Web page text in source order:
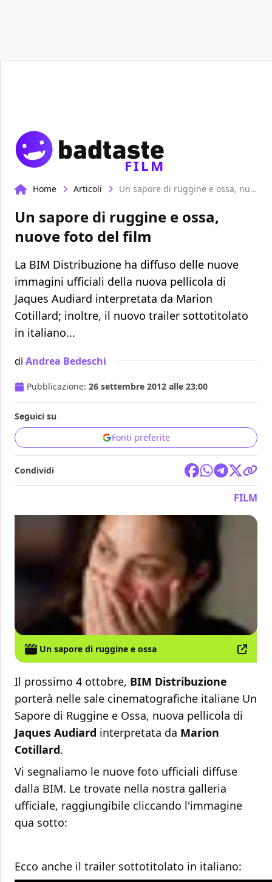
FILM
Home Articoli Un sapore di ruggine e ossa, nuove foto del film
Un sapore di ruggine e ossa,
nuove foto del film
La BIM Distribuzione ha diffuso delle nuove
immagini ufficiali della nuova pellicola di
Jaques Audiard interpretata da Marion
Cotillard; inoltre, il nuovo trailer sottotitolato
in italiano...
di Andrea Bedeschi
Pubblicazione: 26 settembre 2012 alle 23:00
Seguici su
Fonti preferite
Condividi
FILM
Un sapore di ruggine e ossa
Il prossimo 4 ottobre, BIM Distribuzione
porterà nelle sale cinematografiche italiane Un
Sapore di Ruggine e Ossa, nuova pellicola di
Jaques Audiard interpretata da Marion
Cotillard.
Vi segnaliamo le nuove foto ufficiali diffuse
dalla BIM. Le trovate nella nostra galleria
ufficiale, raggiungibile cliccando l'immagine
qua sotto:
Ecco anche il trailer sottotitolato in italiano: